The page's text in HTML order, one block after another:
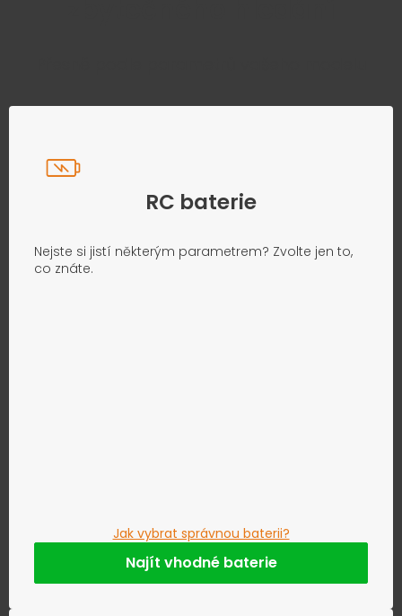
RC baterie
Nejste si jistí některým parametrem? Zvolte jen to,
co znáte.
Jak vybrat správnou baterii?
Najít vhodné baterie